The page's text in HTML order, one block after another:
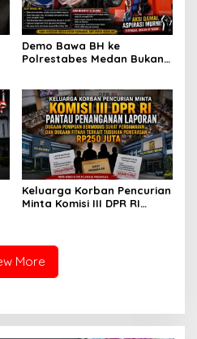
Demo Bawa BH ke
Polrestabes Medan Bukan
dan Rasa Kecewa
Lambatnya Penanganan
Pekara di Polrestabes
Medan
Keluarga Korban Pencurian
Minta Komisi III DPR RI
Perdamaian dan Dugaan
Fitnah Terkait Tuduhan
Pemerasan Rp250 Juta
More